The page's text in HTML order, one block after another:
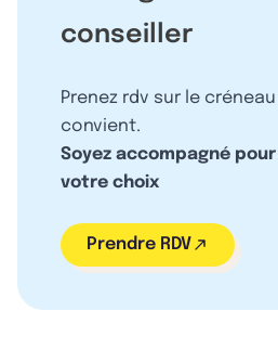
conseiller
Prenez rdv sur le
convient.
Soyez accompagné
votre choix
Prendre RDV